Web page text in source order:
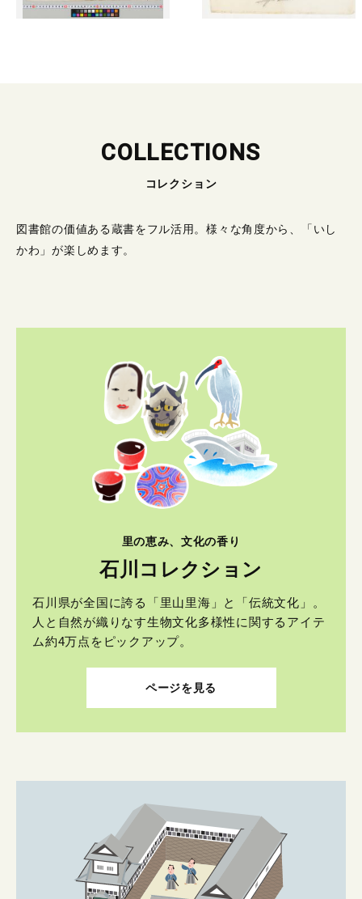
COLLECTIONS
コレクション
図書館の価値ある蔵書をフル活用。様々な角度から、「いし
かわ」が楽しめます。
里の恵み、文化の香り
石川コレクション
石川県が全国に誇る「里山里海」と「伝統文化」。
人と自然が織りなす生物文化多様性に関するアイテ
ム約4万点をピックアップ。
ページを見る